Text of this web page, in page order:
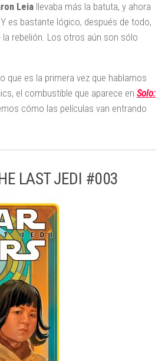
Leia llevaba más la batuta, y ahora
es bastante lógico, después de todo,
la rebelión. Los otros aún son sólo
que es la primera vez que hablamos
el combustible que aparece en Solo:
cómo las películas van entrando
LAST JEDI #003